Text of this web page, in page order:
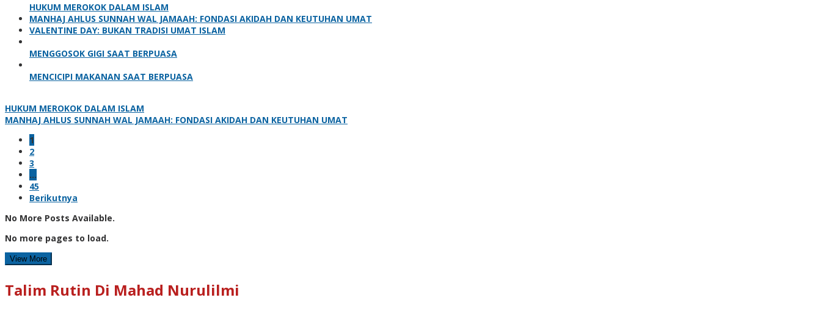
HUKUM MEROKOK DALAM ISLAM
MANHAJ AHLUS SUNNAH WAL JAMAAH: FONDASI AKIDAH DAN KEUTUHAN UMAT
VALENTINE DAY: BUKAN TRADISI UMAT ISLAM
MENGGOSOK GIGI SAAT BERPUASA
MENCICIPI MAKANAN SAAT BERPUASA
HUKUM MEROKOK DALAM ISLAM
MANHAJ AHLUS SUNNAH WAL JAMAAH: FONDASI AKIDAH DAN KEUTUHAN UMAT
1
2
3
…
45
Berikutnya
No More Posts Available.
No more pages to load.
View More
Talim Rutin Di Mahad Nurulilmi